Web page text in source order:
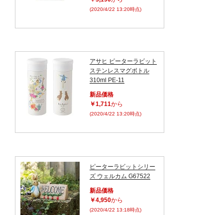
(2020/4/22 13:20時点)
アサヒ ピーターラビット
ステンレスマグボトル
310ml PE-11
新品価格
￥1,711から
(2020/4/22 13:20時点)
ピーターラビットシリー
ズ ウェルカム G67522
新品価格
￥4,950から
(2020/4/22 13:18時点)